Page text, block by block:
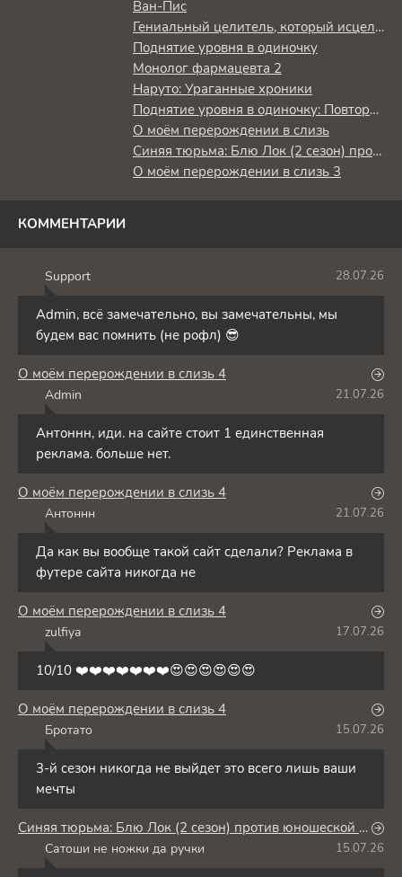
Ван-Пис
Гениальный целитель, который исцелял в одно мгновение, но был изгнан как бесполезный, теперь наслаждается жизнью в качестве тёмного целителя
Поднятие уровня в одиночку
Монолог фармацевта 2
Наруто: Ураганные хроники
Поднятие уровня в одиночку: Повторное пробуждение
О моём перерождении в слизь
Синяя тюрьма: Блю Лок (2 сезон) против юношеской сборной Японии
О моём перерождении в слизь 3
КОММЕНТАРИИ
Support 28.07.26
Admin, всё замечательно, вы замечательны, мы
будем вас помнить (не рофл) 😎
О моём перерождении в слизь 4
Admin 21.07.26
Антоннн, иди. на сайте стоит 1 единственная
реклама. больше нет.
О моём перерождении в слизь 4
Антоннн 21.07.26
Да как вы вообще такой сайт сделали? Реклама в
футере сайта никогда не
О моём перерождении в слизь 4
zulfiya 17.07.26
10/10 ❤️❤️❤️❤️❤️❤️❤️😍😍😍😍😍😍
О моём перерождении в слизь 4
Бротато 15.07.26
3-й сезон никогда не выйдет это всего лишь ваши
мечты
Синяя тюрьма: Блю Лок (2 сезон) против юношеской сборной Японии
Сатоши не ножки да ручки 15.07.26